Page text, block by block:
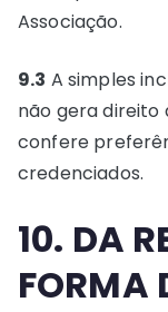
Associação.
9.3 A simples
não gera direito
confere
credenciados.
10. DA
FORMA